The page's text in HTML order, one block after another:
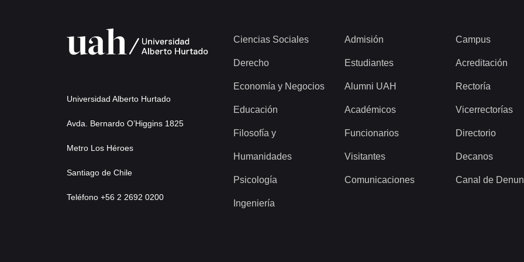
Universidad Alberto Hurtado
Avda. Bernardo O’Higgins 1825
Metro Los Héroes
Santiago de Chile
Teléfono +56 2 2692 0200
Ciencias Sociales
Derecho
Economía y Negocios
Educación
Filosofía y
Humanidades
Psicología
Ingeniería
Admisión
Estudiantes
Alumni UAH
Académicos
Funcionarios
Visitantes
Comunicaciones
Campus
Acreditación
Rectoría
Vicerrectorías
Directorio
Decanos
Canal de